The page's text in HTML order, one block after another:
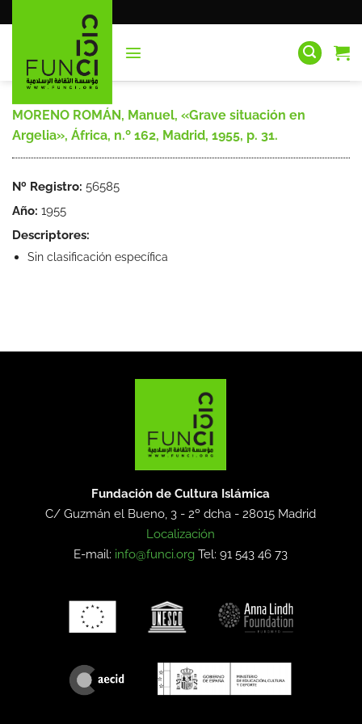
al
MORENO ROMÁN, Manuel, «Grave situación en
Argelia», África, n.º 162, Madrid, 1955, p. 31.
Nº Registro: 56585
Año: 1955
Descriptores:
Sin clasificación específica
Fundación de Cultura Islámica
C/ Guzmán el Bueno, 3 - 2º dcha -28015 Madrid
Localización
E-mail: info@funci.org Tel: 91 543 46 73